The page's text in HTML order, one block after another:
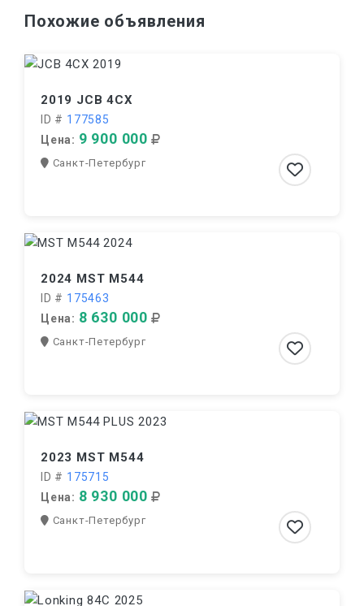
Похожие объявления
2019 JCB 4CX
ID # 177585
Цена: 9 900 000
Санкт-Петербург
2024 MST M544
ID # 175463
Цена: 8 630 000
Санкт-Петербург
2023 MST M544
ID # 175715
Цена: 8 930 000
Санкт-Петербург